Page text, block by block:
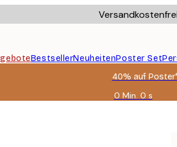
BestsellerNeuheitenPoster Set
40% auf
0 Min. 0 s
Gültig